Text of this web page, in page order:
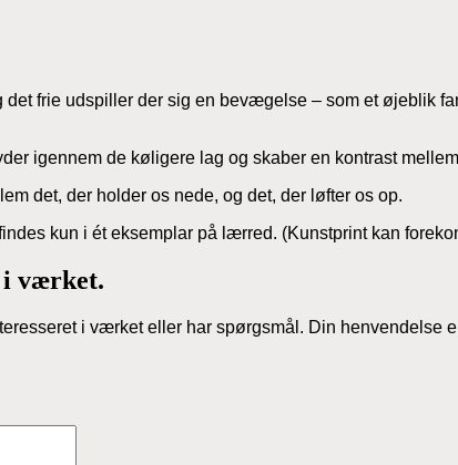
det frie udspiller der sig en bevægelse – som et øjeblik
igennem de køligere lag og skaber en kontrast
det, der holder os nede, og det, der løfter os op.
kun i ét eksemplar på lærred. (Kunstprint kan
i værket.
i værket eller har spørgsmål. Din henvendelse